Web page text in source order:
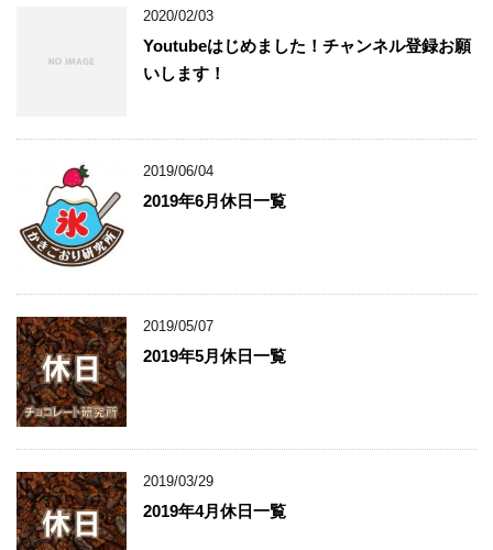
2020/02/03
Youtubeはじめました！チャンネル登録お願
いします！
2019/06/04
2019年6月休日一覧
2019/05/07
2019年5月休日一覧
2019/03/29
2019年4月休日一覧